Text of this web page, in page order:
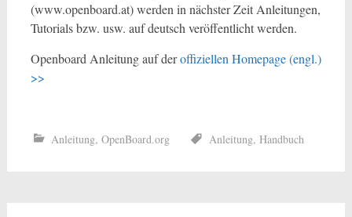
(www.openboard.at) werden in nächster Zeit Anleitungen,
Tutorials bzw. usw. auf deutsch veröffentlicht werden.
Openboard Anleitung auf deroffiziellen Homepage (engl.)
>>
Anleitung, OpenBoard.org Anleitung, Handbuch